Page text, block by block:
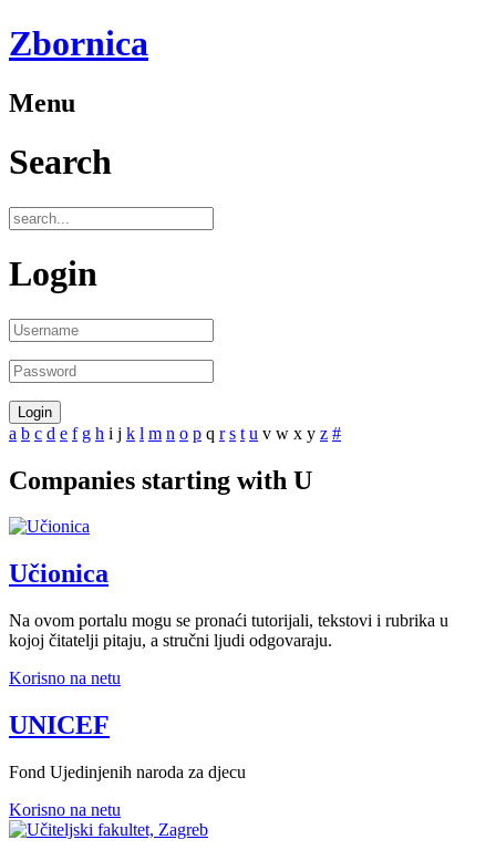
Zbornica
Menu
Search
Login
a b c d e f g h i j k l m n o p q r s t u v w x y z #
Companies starting with U
Učionica
Na ovom portalu mogu se pronaći tutorijali, tekstovi i rubrika u
kojoj čitatelji pitaju, a stručni ljudi odgovaraju.
Korisno na netu
UNICEF
Fond Ujedinjenih naroda za djecu
Korisno na netu